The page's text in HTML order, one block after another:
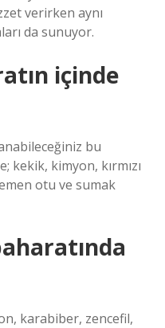
verirken aynı
da sunuyor.
içinde
bu
kekik, kimyon, kırmızı
otu ve sumak
karabiber, zencefil,